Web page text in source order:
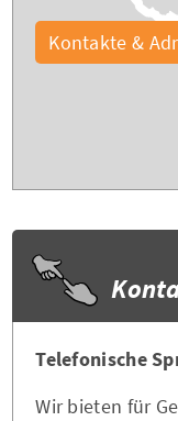
Kontakte &
Telefonische
Wir bieten für